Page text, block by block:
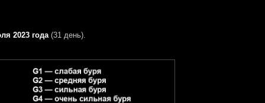
2023 года(31 день).